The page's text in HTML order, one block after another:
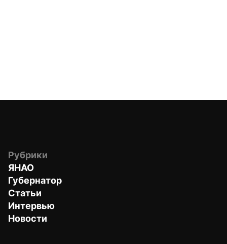
Рубрики
ЯНАО
Губернатор
Статьи
Интервью
Новости